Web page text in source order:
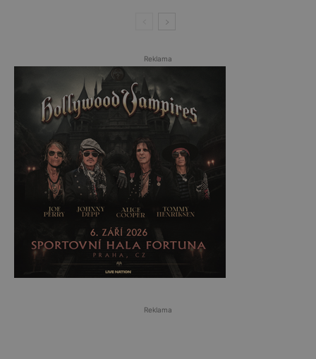
Reklama
Reklama